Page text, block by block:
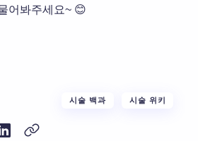
어봐주세요~ 😊
시술 백과 시술 위키